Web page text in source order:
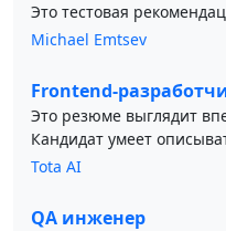
Это тестовая
Michael Emtsev
Frontend-
Это резюме выглядит
Кандидат умеет
Tota AI
QA инженер